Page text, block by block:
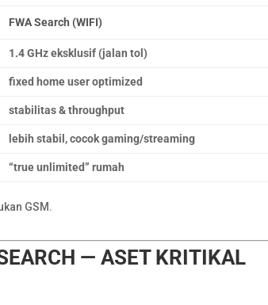
FWA Search (WIFI)
1.4 GHz eksklusif (jalan tol)
fixed home user optimized
stabilitas & throughput
lebih stabil, cocok gaming/streaming
“true unlimited” rumah
GSM.
— ASET KRITIKAL